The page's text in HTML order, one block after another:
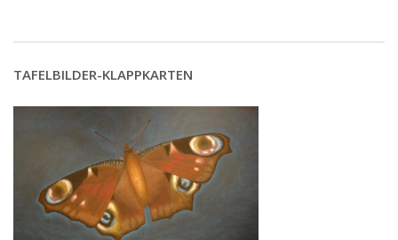
TAFELBILDER-KLAPPKARTEN